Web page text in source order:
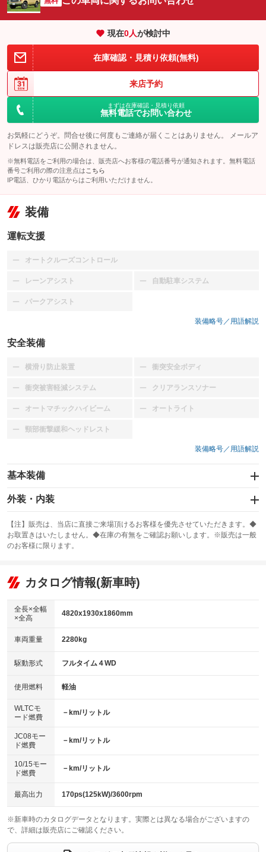
現在0人が検討中
在庫確認・見積り依頼(無料)
来店予約
まずは在庫確認・見積り依頼
無料電話でお問い合わせ
お気軽にどうぞ。問合せ後に何度もご連絡が届くことはありません。 メールア
ドレスは販売店に公開されません。
※無料電話をご利用の場合は、販売店へお客様の電話番号が通知されます。無料電話
番号ご利用の際の注意点は こちら
IP電話、ひかり電話からはご利用いただけません。
装備
運転支援
オートクルーズコントロール
：装備なし
レーンアシスト
：装備なし 自動駐車システム
：装備なし
パークアシスト
：装備なし
装備略号／用語解説
安全装備
横滑り防止装置
：装備なし 衝突安全ボディ
：装備なし
衝突被害軽減システム
：装備なし クリアランスソナー
：装備なし
オートマチックハイビーム
：装備なし オートライト
：装備なし
頸部衝撃緩和ヘッドレスト
：装備なし
装備略号／用語解説
基本装備
エアバッグ：運転席
：装備あり
：装備なし
サンルーフ
：装備なし ABS
リフトアップ
：装備なし
：装備なし
パワーウィンドウ
アイドリングストップ
：装備なし
USB入力端子
：装備なし
100V電源
：装備なし
センターデフロック
：装備なし
電動格納ミラー
：装備なし
外装・内装
カーナビ
：装備なし
TV
：装備なし
ビジュアル
：装備なし
：装備なし
革シート
キーレス
HID(キセノンライト)
：装備なし
バックカメラ
：装備なし
エアロ
：装備なし
：装備なし
パワーシート
ベンチシート
：装備なし
チップアップシート
：装備なし
：装備なし ：装備なし
ウォークスルー
：装備なし
【注】販売は、当店に直接ご来場頂けるお客様を優先させていただきます。◆
お取置きはいたしません。◆在庫の有無をご確認お願いします。※販売は一般
のお客様に限ります。
カタログ情報(新車時)
全長×全幅
×全高
4820x1930x1860mm
車両重量 2280kg
駆動形式 フルタイム４WD
使用燃料 軽油
WLTCモ
ード燃費
－km/リットル
JC08モー
ド燃費
－km/リットル
10/15モー
ド燃費
－km/リットル
最高出力 170ps(125kW)/3600rpm
※新車時のカタログデータとなります。実際とは異なる場合がございますの
で、詳細は販売店にご確認ください。